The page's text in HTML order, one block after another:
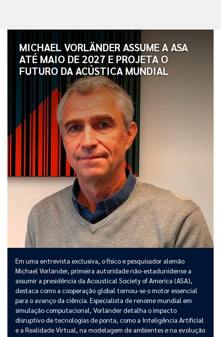
MICHAEL VORLÄNDER ASSUME A ASA
ATÉ MAIO DE 2027 E PROJETA O
FUTURO DA ACÚSTICA MUNDIAL
Em uma entrevista exclusiva, o físico e pesquisador alemão
Michael Vorländer, primeira autoridade não-estadunidense a
assumir a presidência da Acoustical Society of America (ASA),
destaca como a cooperação global tornou-se o motor essencial
para o avanço da ciência. Especialista de renome mundial em
simulação computacional, Vorländer detalha o impacto
disruptivo de tecnologias de ponta, como a Inteligência Artificial
e a Realidade Virtual, na modelagem de ambientes e na evolução